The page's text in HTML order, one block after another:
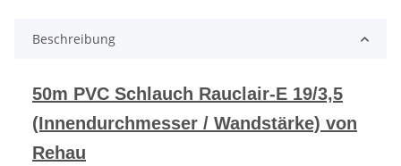
Beschreibung
50m PVC Schlauch Rauclair-E 19/3,5
(Innendurchmesser / Wandstärke) von
Rehau